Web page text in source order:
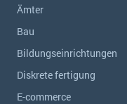
Ämter
Bau
Bildungseinrichtungen
Diskrete fertigung
E-commerce